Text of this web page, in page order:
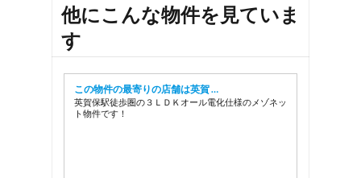
他にこんな物件を見ていま
す
この物件の最寄りの店舗は英賀 …
英賀保駅徒歩圏の３ＬＤＫオール電化仕様のメゾネッ
ト物件です！